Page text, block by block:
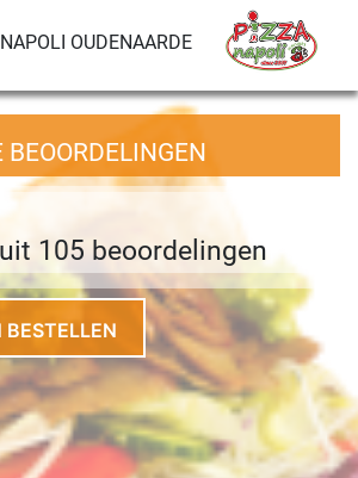
OUDENAARDE
BEOORDELINGEN
105 beoordelingen
BESTELLEN